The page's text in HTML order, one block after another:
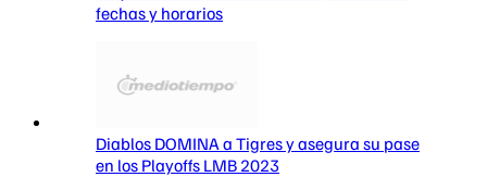
fechas y horarios
Diablos DOMINA a Tigres y asegura su pase
en los Playoffs LMB 2023